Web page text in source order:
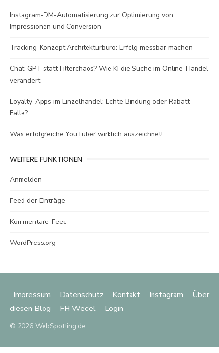
Instagram-DM-Automatisierung zur Optimierung von
Impressionen und Conversion
Tracking-Konzept Architekturbüro: Erfolg messbar machen
Chat-GPT statt Filterchaos? Wie KI die Suche im Online-Handel
verändert
Loyalty-Apps im Einzelhandel: Echte Bindung oder Rabatt-
Falle?
Was erfolgreiche YouTuber wirklich auszeichnet!
WEITERE FUNKTIONEN
Anmelden
Feed der Einträge
Kommentare-Feed
WordPress.org
Impressum Datenschutz Kontakt Instagram
Über
diesen Blog
FH Wedel Login
© 2026 WebSpotting.de